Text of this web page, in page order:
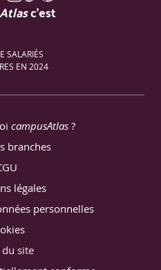
c'est
SALARIÉS
EN 2024
campusAtlas ?
branches
légales
personnelles
du site